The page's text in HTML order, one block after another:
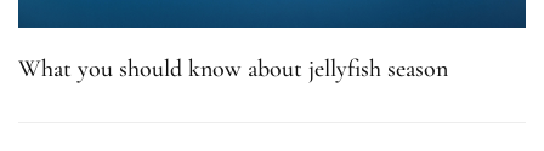
What you should know about jellyfish season